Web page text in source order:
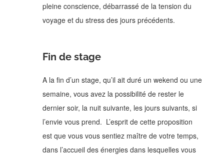
pleine conscience, débarrassé de la tension du
voyage et du stress des jours précédents.
Fin de stage
A la fin d’un stage, qu’il ait duré un wekend ou une
semaine, vous avez la possibilité de rester le
dernier soir, la nuit suivante, les jours suivants, si
l’envie vous prend. L’esprit de cette proposition
est que vous vous sentiez maître de votre temps,
dans l’accueil des énergies dans lesquelles vous